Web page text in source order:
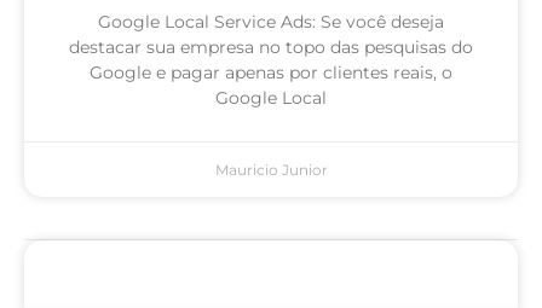
Google Local Service Ads: Se você deseja
destacar sua empresa no topo das pesquisas do
Google e pagar apenas por clientes reais, o
Google Local
Mauricio Junior